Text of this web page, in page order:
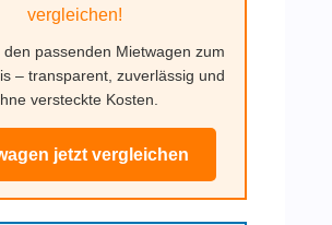
vergleichen!
den passenden Mietwagen zum
– transparent, zuverlässig und
versteckte Kosten.
jetzt vergleichen